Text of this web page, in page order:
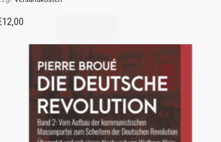
12,00